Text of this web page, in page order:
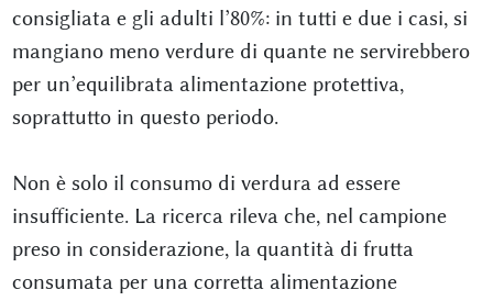
consigliata e gli adulti l’80%: in tutti e due i casi, si
mangiano meno verdure di quante ne servirebbero
per un’equilibrata alimentazione protettiva,
soprattutto in questo periodo.
Non è solo il consumo di verdura ad essere
insufficiente. La ricerca rileva che, nel campione
preso in considerazione, la quantità di frutta
consumata per una corretta alimentazione